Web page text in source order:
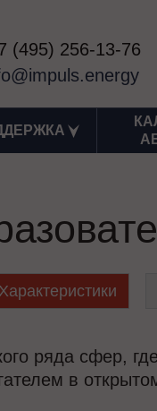
(495) 256-13-76
Характеристики
ряда сфер,
в